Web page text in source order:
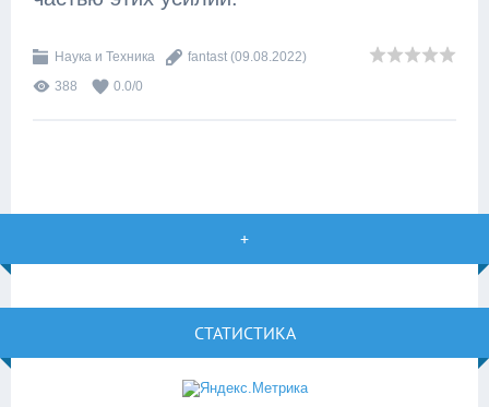
Наука и Техника fantast (09.08.2022)
388
0.0/0
+
СТАТИСТИКА